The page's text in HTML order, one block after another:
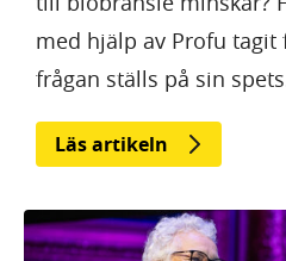
med hjälp av Profu
frågan ställs på sin
Läs artikeln